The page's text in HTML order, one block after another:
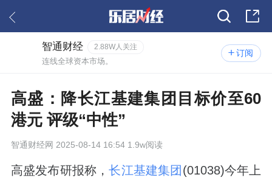
订阅
智通财经 2.88W人关注
连线全球资本市场。
高盛：降长江基建集团目标价至60
港元 评级“中性”
智通财经网 2025-08-14 16:54 1.9w阅读
高盛发布研报称，长江基建集团 (01038)今年上